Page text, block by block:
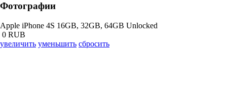
Фотографии
Apple iPhone 4S 16GB, 32GB, 64GB Unlocked
0 RUB
увеличить уменьшить сбросить